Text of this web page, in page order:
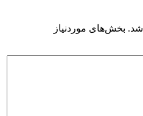
شد. بخش‌های موردنیاز